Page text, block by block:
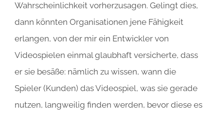
Wahrscheinlichkeit vorherzusagen. Gelingt dies,
dann könnten Organisationen jene Fähigkeit
erlangen, von der mir ein Entwickler von
Videospielen einmal glaubhaft versicherte, dass
er sie besäße: nämlich zu wissen, wann die
Spieler (Kunden) das Videospiel, was sie gerade
nutzen, langweilig finden werden, bevor diese es